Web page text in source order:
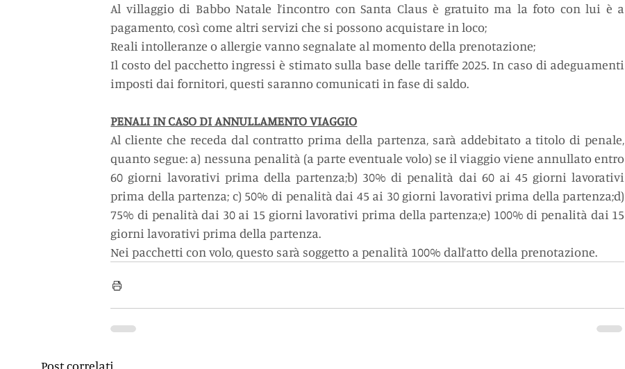
Al villaggio di Babbo Natale l’incontro con Santa Claus è gratuito ma la foto con lui è a
pagamento, così come altri servizi che si possono acquistare in loco;
Reali intolleranze o allergie vanno segnalate al momento della prenotazione;
Il costo del pacchetto ingressi è stimato sulla base delle tariffe 2025. In caso di adeguamenti
imposti dai fornitori, questi saranno comunicati in fase di saldo.
PENALI IN CASO DI ANNULLAMENTO VIAGGIO
Al cliente che receda dal contratto prima della partenza, sarà addebitato a titolo di penale,
quanto segue: a) nessuna penalità (a parte eventuale volo) se il viaggio viene annullato entro
60 giorni lavorativi prima della partenza;b) 30% di penalità dai 60 ai 45 giorni lavorativi
prima della partenza; c) 50% di penalità dai 45 ai 30 giorni lavorativi prima della partenza;d)
75% di penalità dai 30 ai 15 giorni lavorativi prima della partenza;e) 100% di penalità dai 15
giorni lavorativi prima della partenza.
Nei pacchetti con volo, questo sarà soggetto a penalità 100% dall’atto della prenotazione.
Post correlati